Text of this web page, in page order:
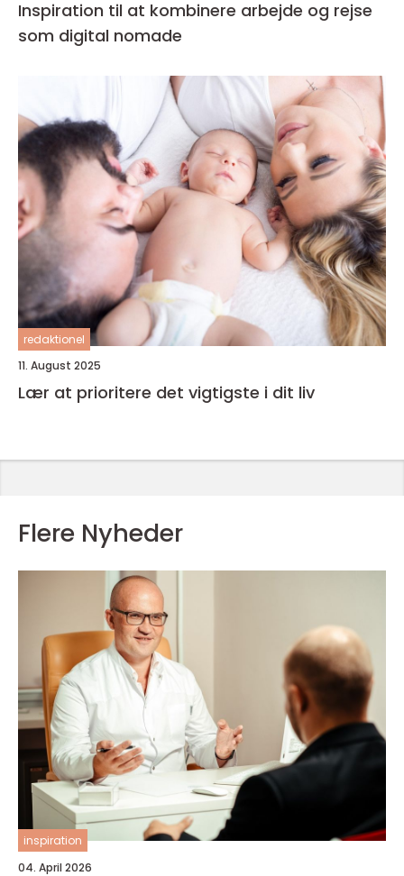
Inspiration til at kombinere arbejde og rejse
som digital nomade
redaktionel
11. August 2025
Lær at prioritere det vigtigste i dit liv
Flere Nyheder
inspiration
04. April 2026